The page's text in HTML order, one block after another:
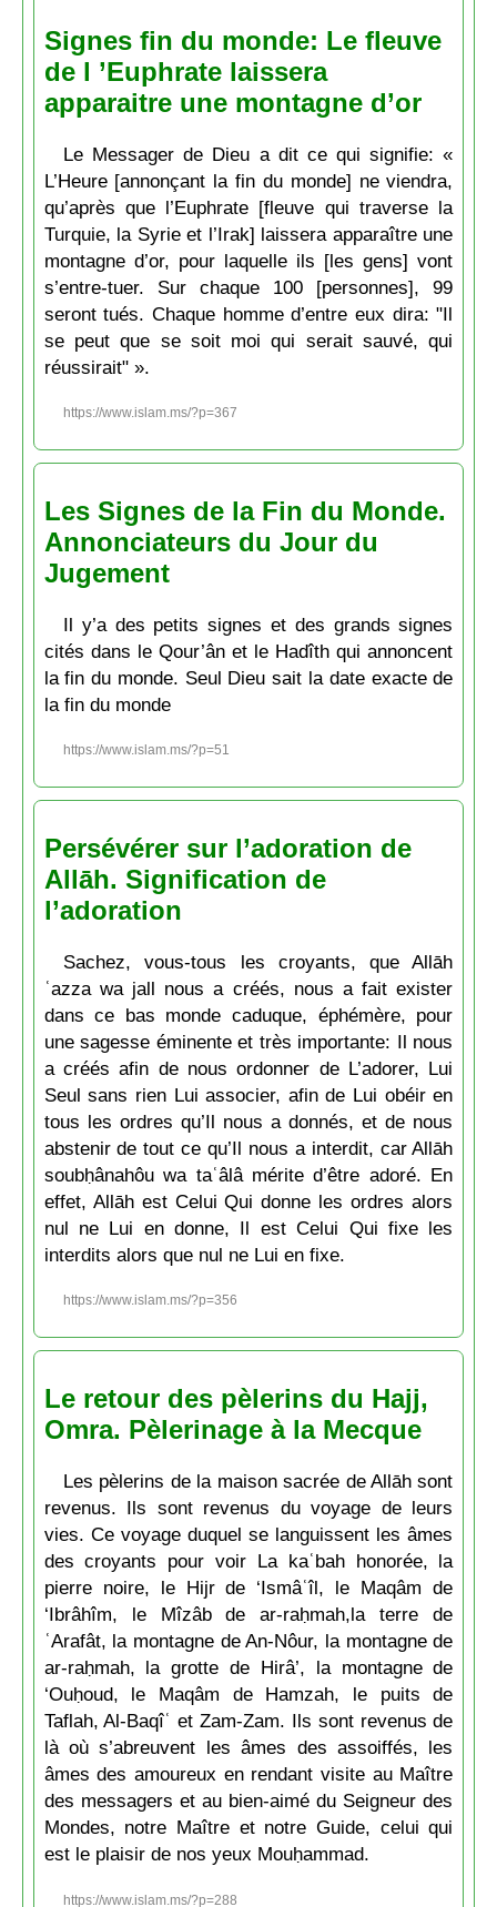
Signes fin du monde: Le fleuve
de l ’Euphrate laissera
apparaitre une montagne d’or
Le Messager de Dieu a dit ce qui signifie: «
L’Heure [annonçant la fin du monde] ne viendra,
qu’après que l’Euphrate [fleuve qui traverse la
Turquie, la Syrie et l’Irak] laissera apparaître une
montagne d’or, pour laquelle ils [les gens] vont
s’entre-tuer. Sur chaque 100 [personnes], 99
seront tués. Chaque homme d’entre eux dira: "Il
se peut que se soit moi qui serait sauvé, qui
réussirait" ».
https://www.islam.ms/?p=367
Les Signes de la Fin du Monde.
Annonciateurs du Jour du
Jugement
Il y’a des petits signes et des grands signes
cités dans le Qour’ân et le Hadîth qui annoncent
la fin du monde. Seul Dieu sait la date exacte de
la fin du monde
https://www.islam.ms/?p=51
Persévérer sur l’adoration de
Allāh. Signification de
l’adoration
Sachez, vous-tous les croyants, que Allāh
ʿazza wa jall nous a créés, nous a fait exister
dans ce bas monde caduque, éphémère, pour
une sagesse éminente et très importante: Il nous
a créés afin de nous ordonner de L’adorer, Lui
Seul sans rien Lui associer, afin de Lui obéir en
tous les ordres qu’Il nous a donnés, et de nous
abstenir de tout ce qu’Il nous a interdit, car Allāh
soubḥânahôu wa taʿâlâ mérite d’être adoré. En
effet, Allāh est Celui Qui donne les ordres alors
nul ne Lui en donne, Il est Celui Qui fixe les
interdits alors que nul ne Lui en fixe.
https://www.islam.ms/?p=356
Le retour des pèlerins du Hajj,
Omra. Pèlerinage à la Mecque
Les pèlerins de la maison sacrée de Allāh sont
revenus. Ils sont revenus du voyage de leurs
vies. Ce voyage duquel se languissent les âmes
des croyants pour voir La kaʿbah honorée, la
pierre noire, le Hijr de ‘Ismâʿîl, le Maqâm de
‘Ibrâhîm, le Mîzâb de ar-raḥmah,la terre de
ʿArafât, la montagne de An-Nôur, la montagne de
ar-raḥmah, la grotte de Hirâ’, la montagne de
‘Ouḥoud, le Maqâm de Hamzah, le puits de
Taflah, Al-Baqîʿ et Zam-Zam. Ils sont revenus de
là où s’abreuvent les âmes des assoiffés, les
âmes des amoureux en rendant visite au Maître
des messagers et au bien-aimé du Seigneur des
Mondes, notre Maître et notre Guide, celui qui
est le plaisir de nos yeux Mouḥammad.
https://www.islam.ms/?p=288